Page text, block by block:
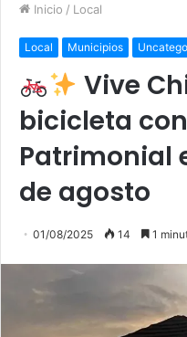
Inicio / Local
Local Municipios
Vive
bicicleta
Patrimonial
de agosto
01/08/2025 14 1